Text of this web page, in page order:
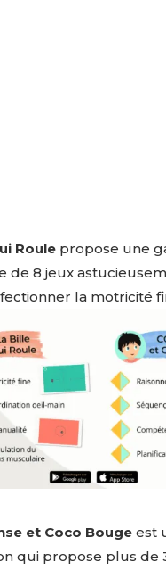
Roulepropose une
de 8 jeux
la motricité
et Coco Bougeest
qui propose plus de